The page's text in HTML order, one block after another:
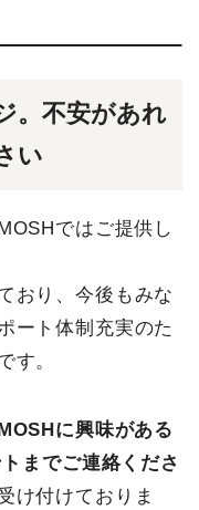
。不安があれ
い
ではご提供し
おり、今後もみな
ート体制充実のた
す。
に興味がある
までご連絡くださ
け付けておりま